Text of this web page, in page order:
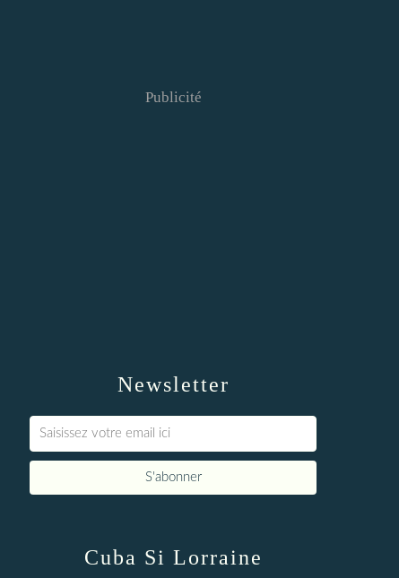
Newsletter
Publicité
Cuba Si Lorraine